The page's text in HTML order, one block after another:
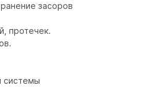
засоров
протечек.
системы